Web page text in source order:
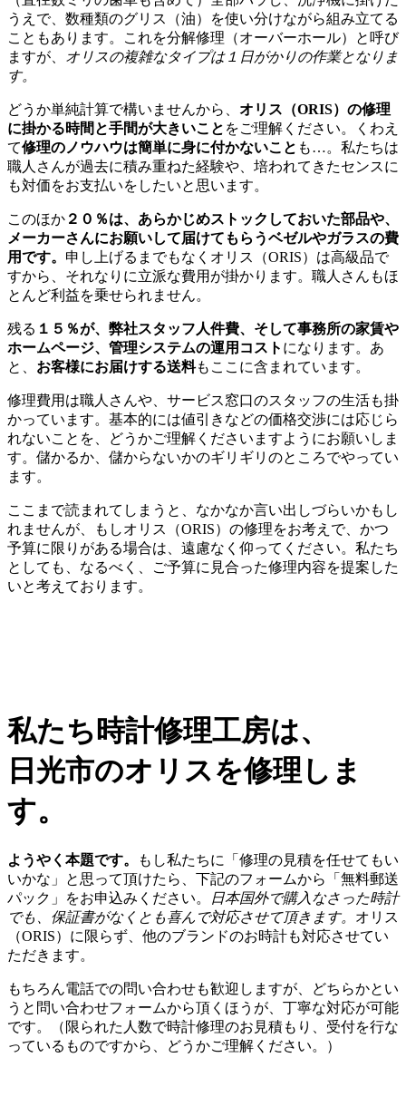
うえで、数種類のグリス（油）を使い分けながら組み立てる
こともあります。これを分解修理（オーバーホール）と呼び
ますが、 オリスの複雑なタイプは１日がかりの作業となりま
す。
どうか単純計算で構いませんから、 オリス（ORIS）の修理
に掛かる時間と手間が大きいこと をご理解ください。くわえ
て修理のノウハウは簡単に身に付かないこと も…。私たちは
職人さんが過去に積み重ねた経験や、培われてきたセンスに
も対価をお支払いをしたいと思います。
このほか ２０％は、あらかじめストックしておいた部品や、
メーカーさんにお願いして届けてもらうベゼルやガラスの費
用です。 申し上げるまでもなくオリス（ORIS）は高級品で
すから、それなりに立派な費用が掛かります。職人さんもほ
とんど利益を乗せられません。
残る １５％が、弊社スタッフ人件費、そして事務所の家賃や
ホームページ、管理システムの運用コスト になります。あ
と、 お客様にお届けする送料もここに含まれています。
修理費用は職人さんや、サービス窓口のスタッフの生活も掛
かっています。基本的には値引きなどの価格交渉には応じら
れないことを、どうかご理解くださいますようにお願いしま
す。儲かるか、儲からないかのギリギリのところでやってい
ます。
ここまで読まれてしまうと、なかなか言い出しづらいかもし
れませんが、もしオリス（ORIS）の修理をお考えで、かつ
予算に限りがある場合は、遠慮なく仰ってください。私たち
としても、なるべく、ご予算に見合った修理内容を提案した
いと考えております。
私たち時計修理工房は、
日光市のオリスを修理しま
す。
ようやく本題です。
もし私たちに「修理の見積を任せてもい
いかな」と思って頂けたら、下記のフォームから「無料郵送
パック」をお申込みください。
日本国外で購入なさった時計
でも、保証書がなくとも喜んで対応させて頂きます。 オリス
（ORIS）に限らず、他のブランドのお時計も対応させてい
ただきます。
もちろん電話での問い合わせも歓迎しますが、どちらかとい
うと問い合わせフォームから頂くほうが、丁寧な対応が可能
です。（限られた人数で時計修理のお見積もり、受付を行な
っているものですから、どうかご理解ください。）